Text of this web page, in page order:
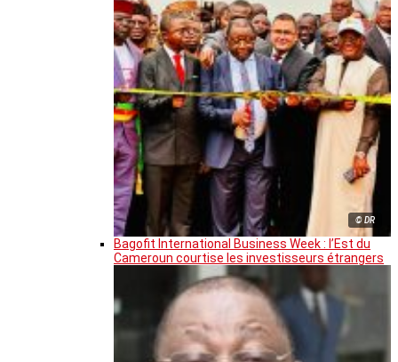
© DR
Bagofit International Business Week : l’Est du
Cameroun courtise les investisseurs étrangers